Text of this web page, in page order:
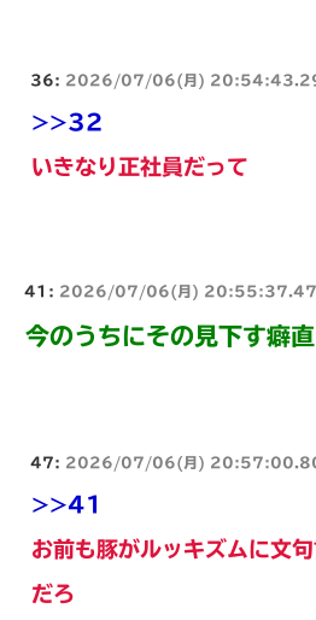
36: 2026/07/06(月)
>>32
いきなり正社員だって
41: 2026/07/06(月)
今のうちにその見下す癖
47: 2026/07/06(月)
>>41
お前も豚がルッキズムに文
だろ